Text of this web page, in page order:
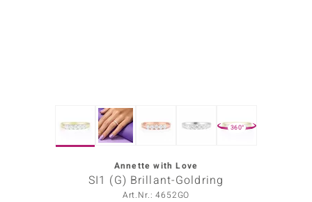
360°
Annette with Love
SI1 (G) Brillant-Goldring
Art.Nr.: 4652GO